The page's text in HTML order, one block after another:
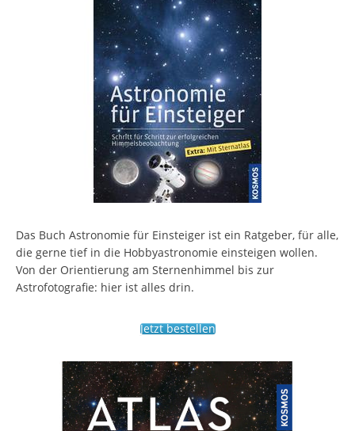
Das Buch Astronomie für Einsteiger ist ein Ratgeber, für alle,
die gerne tief in die Hobbyastronomie einsteigen wollen.
Von der Orientierung am Sternenhimmel bis zur
Astrofotografie: hier ist alles drin.
Jetzt bestellen